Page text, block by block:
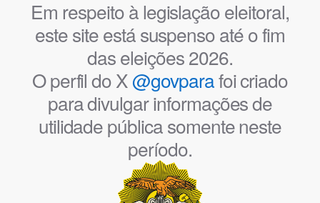
Em respeito à legislação eleitoral,
este site está suspenso até o fim
das eleições 2026.
O perfil do X@govparafoi criado
para divulgar informações de
utilidade pública somente neste
período.